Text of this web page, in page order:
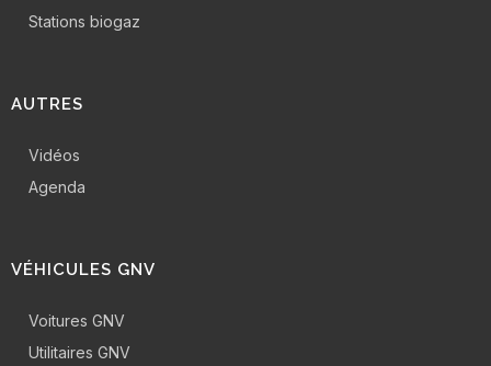
Stations biogaz
AUTRES
Vidéos
Agenda
VÉHICULES GNV
Voitures GNV
Utilitaires GNV